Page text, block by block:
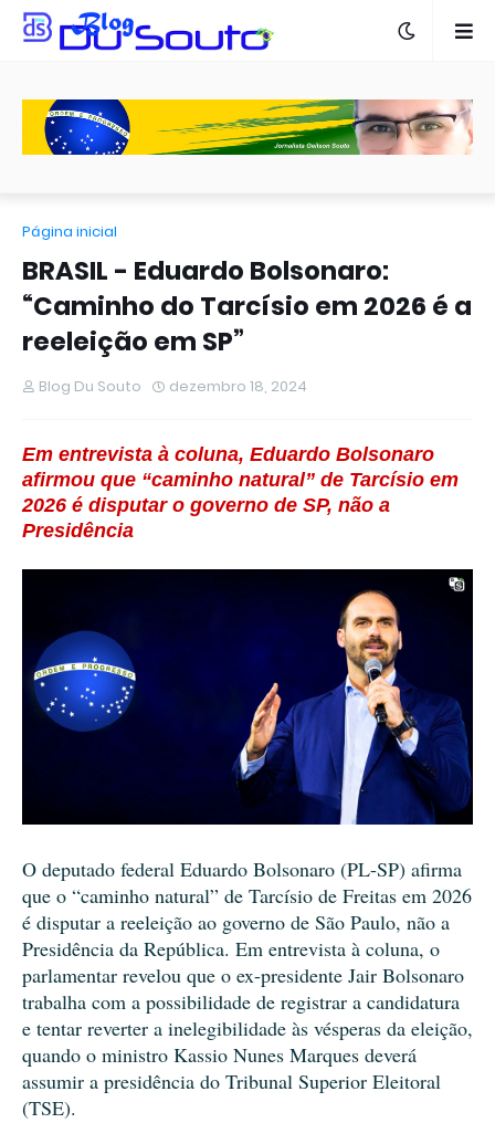
Página inicial
BRASIL - Eduardo Bolsonaro:
“Caminho do Tarcísio em 2026 é a
reeleição em SP”
Blog Du Souto dezembro 18, 2024
Em entrevista à coluna, Eduardo Bolsonaro
afirmou que “caminho natural” de Tarcísio em
2026 é disputar o governo de SP, não a
Presidência
O deputado federal Eduardo Bolsonaro (PL-SP) afirma
que o “caminho natural” de Tarcísio de Freitas em 2026
é disputar a reeleição ao governo de São Paulo, não a
Presidência da República. Em entrevista à coluna, o
parlamentar revelou que o ex-presidente Jair Bolsonaro
trabalha com a possibilidade de registrar a candidatura
e tentar reverter a inelegibilidade às vésperas da eleição,
quando o ministro Kassio Nunes Marques deverá
assumir a presidência do Tribunal Superior Eleitoral
(TSE).